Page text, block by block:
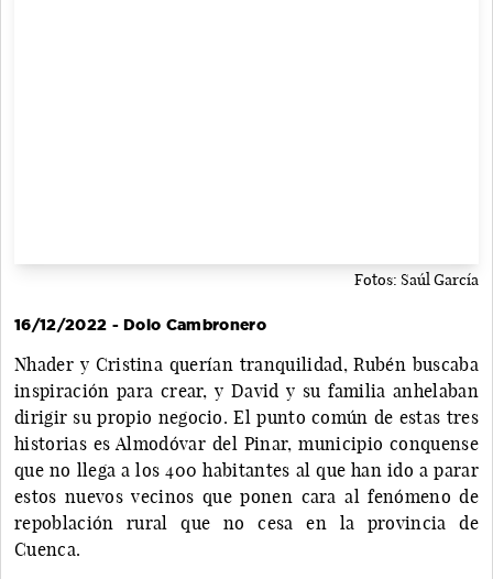
Fotos: Saúl García
16/12/2022 - Dolo Cambronero
Nhader y Cristina querían tranquilidad, Rubén buscaba
inspiración para crear, y David y su familia anhelaban
dirigir su propio negocio. El punto común de estas tres
historias es Almodóvar del Pinar, municipio conquense
que no llega a los 400 habitantes al que han ido a parar
estos nuevos vecinos que ponen cara al fenómeno de
repoblación rural que no cesa en la provincia de
Cuenca.